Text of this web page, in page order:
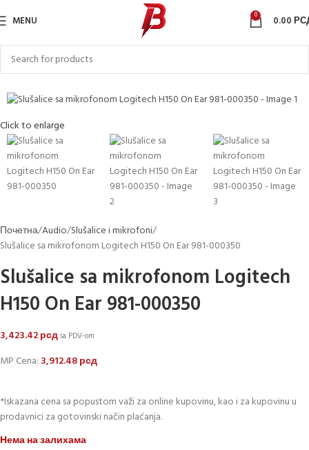
MENU 0 0.00
Sold out
Click to enlarge
Почетна Audio Slušalice i mikrofoni
Slušalice sa mikrofonom Logitech H150 On Ear 981-000350
Slušalice sa mikrofonom Logitech
H150 On Ear 981-000350
3,423.42рсдsa PDV-om
MP Cena: 3,912.48рсд
*Iskazana cena sa popustom važi za online kupovinu, kao i za kupovinu u
prodavnici za gotovinski način plaćanja.
Нема на залихама